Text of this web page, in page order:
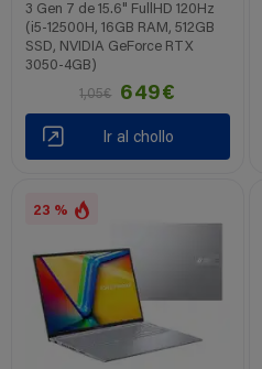
3 Gen 7 de 15.6" FullHD 120Hz
(i5-12500H, 16GB RAM, 512GB
SSD, NVIDIA GeForce RTX
3050-4GB)
1,05€
649€
Ir al chollo
23 %